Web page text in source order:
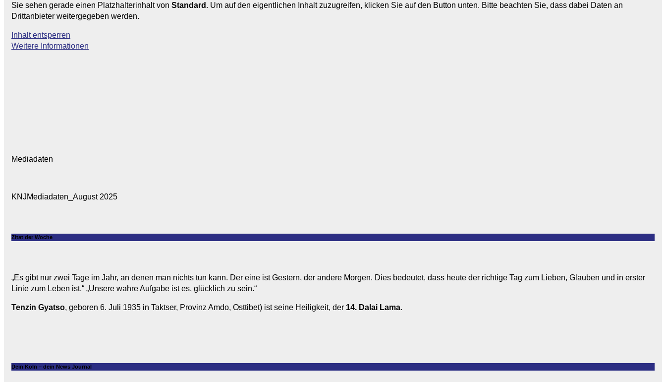
Sie sehen gerade einen Platzhalterinhalt von Standard . Um auf den eigentlichen Inhalt zuzugreifen, klicken Sie auf den Button unten. Bitte beachten Sie, dass dabei Daten an
Drittanbieter weitergegeben werden.
Inhalt entsperren
Weitere Informationen
Mediadaten
KNJMediadaten_August 2025
Zitat der Woche
„Es gibt nur zwei Tage im Jahr, an denen man nichts tun kann. Der eine ist Gestern, der andere Morgen. Dies bedeutet, dass heute der richtige Tag zum Lieben, Glauben und in erster
Linie zum Leben ist.“ „Unsere wahre Aufgabe ist es, glücklich zu sein.“
Tenzin Gyatso, geboren 6. Juli 1935 in Taktser, Provinz Amdo, Osttibet) ist seine Heiligkeit, der 14. Dalai Lama.
Dein Köln – dein News Journal